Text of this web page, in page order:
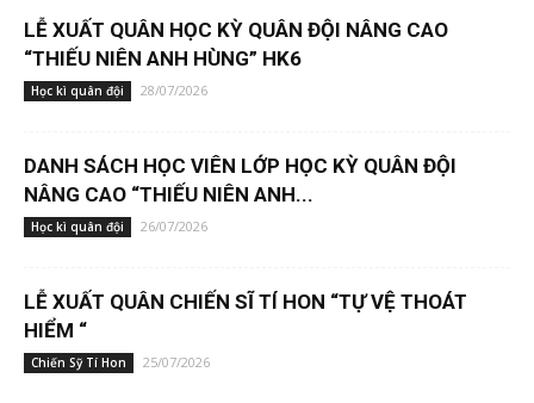
LỄ XUẤT QUÂN HỌC KỲ QUÂN ĐỘI NÂNG CAO
“THIẾU NIÊN ANH HÙNG” HK6
Học kì quân đội 28/07/2026
DANH SÁCH HỌC VIÊN LỚP HỌC KỲ QUÂN ĐỘI
NÂNG CAO “THIẾU NIÊN ANH...
Học kì quân đội 26/07/2026
LỄ XUẤT QUÂN CHIẾN SĨ TÍ HON “TỰ VỆ THOÁT
HIỂM “
Chiến Sỹ Tí Hon 25/07/2026